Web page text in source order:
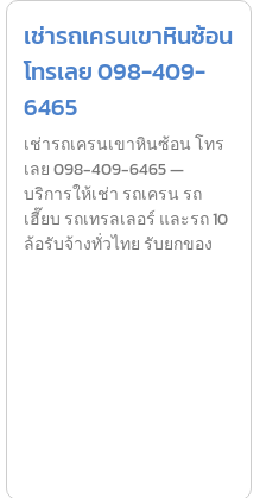
เช่ารถเครนเขาหินซ้อน
โทรเลย 098-409-
6465
เช่ารถเครนเขาหินซ้อน โทร
เลย 098-409-6465 —
บริการให้เช่า รถเครน รถ
เฮี๊ยบ รถเทรลเลอร์ และรถ 10
ล้อรับจ้างทั่วไทย รับยกของ